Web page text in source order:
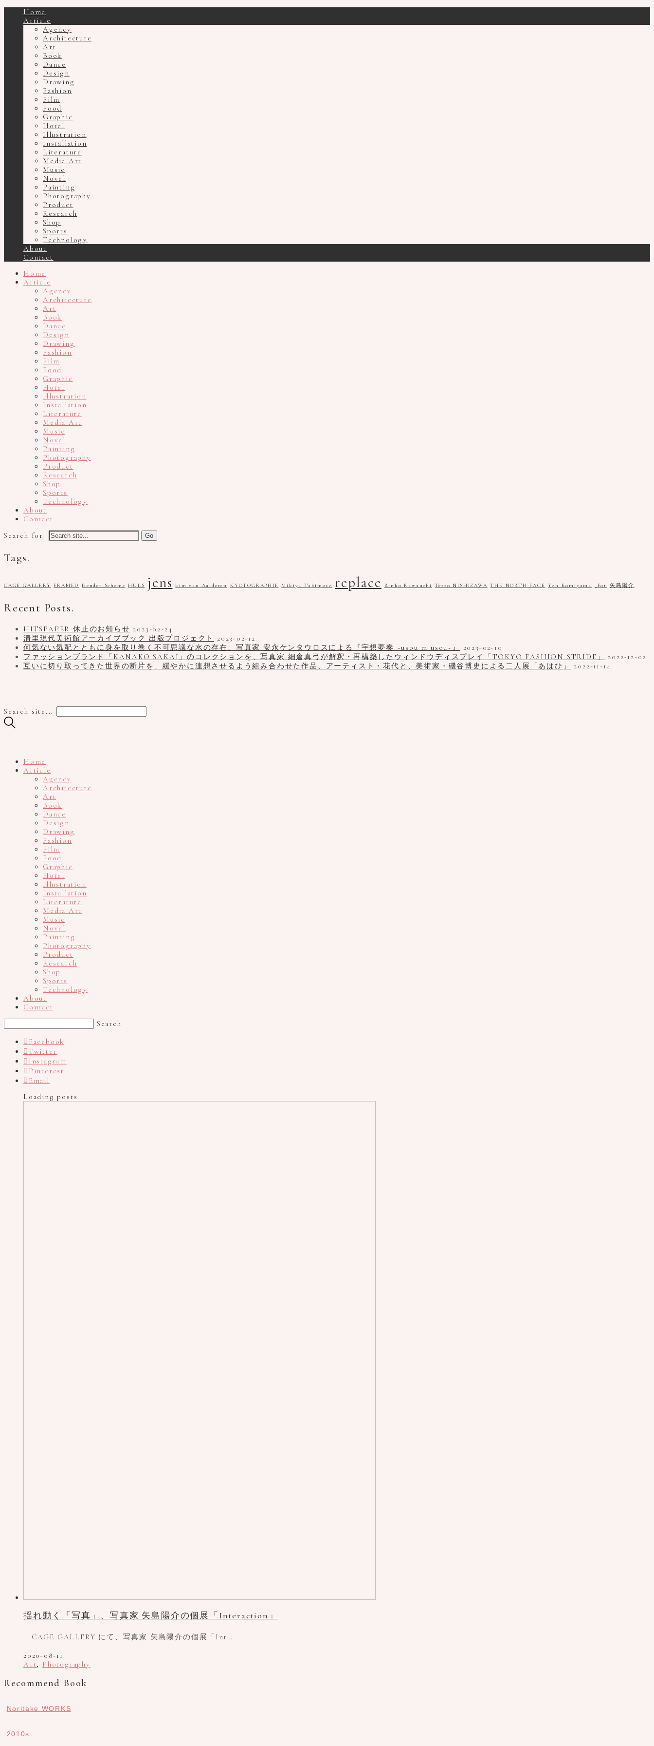
Home
Article
Agency
Architecture
Art
Book
Dance
Design
Drawing
Fashion
Film
Food
Graphic
Hotel
Illustration
Installation
Literature
Media Art
Music
Novel
Painting
Photography
Product
Research
Shop
Sports
Technology
About
Contact
Home
Article
Agency
Architecture
Art
Book
Dance
Design
Drawing
Fashion
Film
Food
Graphic
Hotel
Illustration
Installation
Literature
Media Art
Music
Novel
Painting
Photography
Product
Research
Shop
Sports
Technology
About
Contact
Search for:
Tags.
CAGE GALLERY FRAMED Hender Scheme HULS jens kim van Aalderen KYOTOGRAPHIE Mikiya Takimoto replace Rinko Kawauchi Tezzo NISHIZAWA THE NORTH FACE Yoh Komiyama _Fot 矢島陽介
Recent Posts.
HITSPAPER 休止のお知らせ 2023-02-24
清里現代美術館アーカイブブック 出版プロジェクト
2023-02-12
何気ない気配とともに身を取り巻く不可思議な水の存在、写真家 安永ケンタウロスによる『宇想夢奏 ~usou m usou~』
2023-02-10
ファッションブランド「KANAKO SAKAI」のコレクションを、写真家 細倉真弓が解釈・再構築したウィンドウディスプレイ「TOKYO FASHION STRIDE」
2022-12-02
互いに切り取ってきた世界の断片を、緩やかに連想させるよう組み合わせた作品、アーティスト・花代と、美術家・磯谷博史による二人展「あはひ」
2022-11-14
Search site...
Home
Article
Agency
Architecture
Art
Book
Dance
Design
Drawing
Fashion
Film
Food
Graphic
Hotel
Illustration
Installation
Literature
Media Art
Music
Novel
Painting
Photography
Product
Research
Shop
Sports
Technology
About
Contact
Search
Facebook
Twitter
Instagram
Pinterest
Email
Loading posts...
揺れ動く「写真」、写真家 矢島陽介の個展「Interaction」
CAGE GALLERY にて、写真家 矢島陽介の個展「Int…
2020-08-11
Art, Photography
Recommend Book
Noritake WORKS
2010s